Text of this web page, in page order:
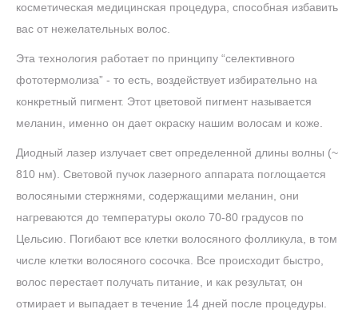
косметическая медицинская процедура, способная избавить
вас от нежелательных волос.
Эта технология работает по принципу “селективного
фототермолиза” - то есть, воздействует избирательно на
конкретный пигмент. Этот цветовой пигмент называется
меланин, именно он дает окраску нашим волосам и коже.
Диодный лазер излучает свет определенной длины волны (~
810 нм). Световой пучок лазерного аппарата поглощается
волосяными стержнями, содержащими меланин, они
нагреваются до температуры около 70-80 градусов по
Цельсию. Погибают все клетки волосяного фолликула, в том
числе клетки волосяного сосочка. Все происходит быстро,
волос перестает получать питание, и как результат, он
отмирает и выпадает в течение 14 дней после процедуры.